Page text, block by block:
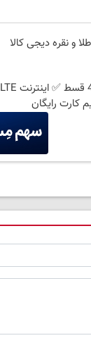
و نقره دیجی کالا
بدون پیش پرداخت در 4 قسط ✅ اینترنت LTE
کارت رایگان